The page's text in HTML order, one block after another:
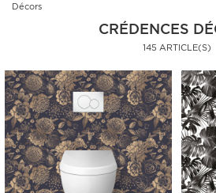
Décors
CRÉDENCES
145 ARTICLE(S)